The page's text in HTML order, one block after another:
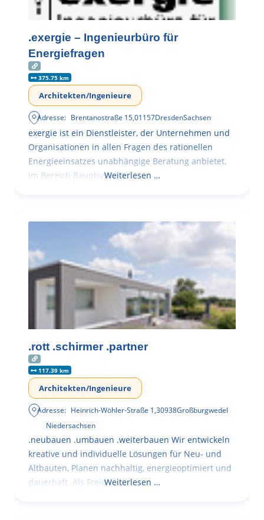
.exergie – Ingenieurbüro für
Energiefragen
375.75 km
Architekten/Ingenieure
Adresse: Brentanostraße 15,01157DresdenSachsen
exergie ist ein Dienstleister, der Unternehmen und
Organisationen in allen Fragen des rationellen
Energieeinsatzes unabhängige Beratung anbietet.
Im Bereich BauphysikWeiterlesen …
.rott .schirmer .partner
117.39 km
Architekten/Ingenieure
Adresse: Heinrich-Wöhler-Straße 1,30938Großburgwedel
Niedersachsen
.neubauen .umbauen .weiterbauen Wir entwickeln
kreative und individuelle Lösungen für Neu- und
Altbauten, Planen nachhaltig, energieoptimiert und
dauerhaft. Als FreieWeiterlesen …